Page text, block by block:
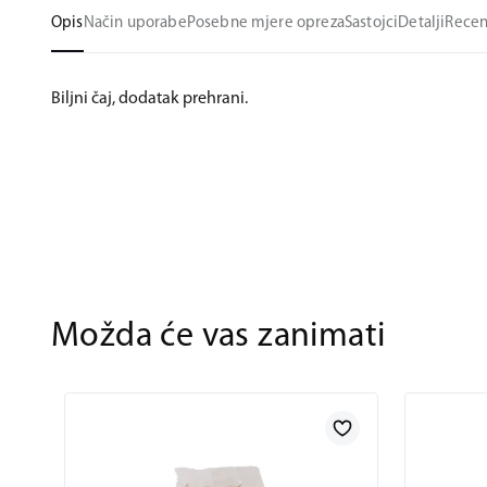
OpisNačin uporabePosebne mjere oprezaSastojciDetalji
Biljni čaj, dodatak prehrani.
Možda će vas zanimati